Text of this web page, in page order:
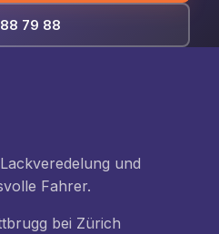
79 88
und
Fahrer.
bei Zürich